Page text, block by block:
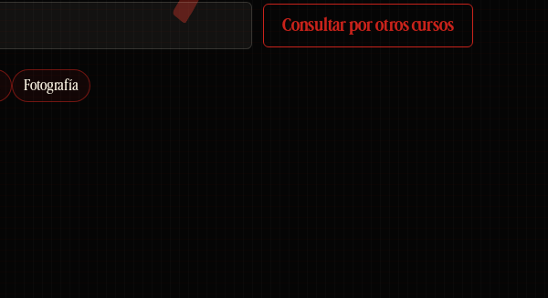
Consultar por otros cursos
Fotografía